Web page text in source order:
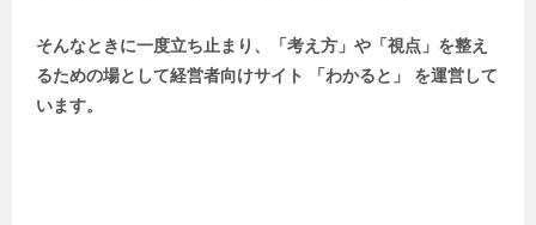
そんなときに一度立ち止まり、「考え方」や「視点」を整え
るための場として経営者向けサイト 「わかると」 を運営して
います。